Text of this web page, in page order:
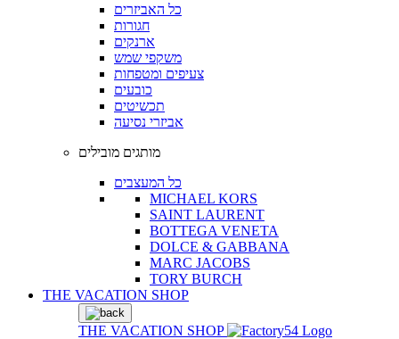
כל האביזרים
חגורות
ארנקים
משקפי שמש
צעיפים ומטפחות
כובעים
תכשיטים
אביזרי נסיעה
מותגים מובילים
כל המעצבים
MICHAEL KORS
SAINT LAURENT
BOTTEGA VENETA
DOLCE & GABBANA
MARC JACOBS
TORY BURCH
THE VACATION SHOP
THE VACATION SHOP